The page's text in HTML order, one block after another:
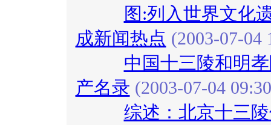
图:列入世界文化
成新闻热点 (2003-07-04
中国十三陵和明
产名录 (2003-07-04
综述：北京十三